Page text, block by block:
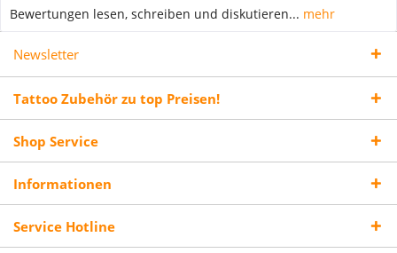
Bewertungen lesen, schreiben und diskutieren... mehr
Newsletter
Tattoo Zubehör zu top Preisen!
Shop Service
Informationen
Service Hotline